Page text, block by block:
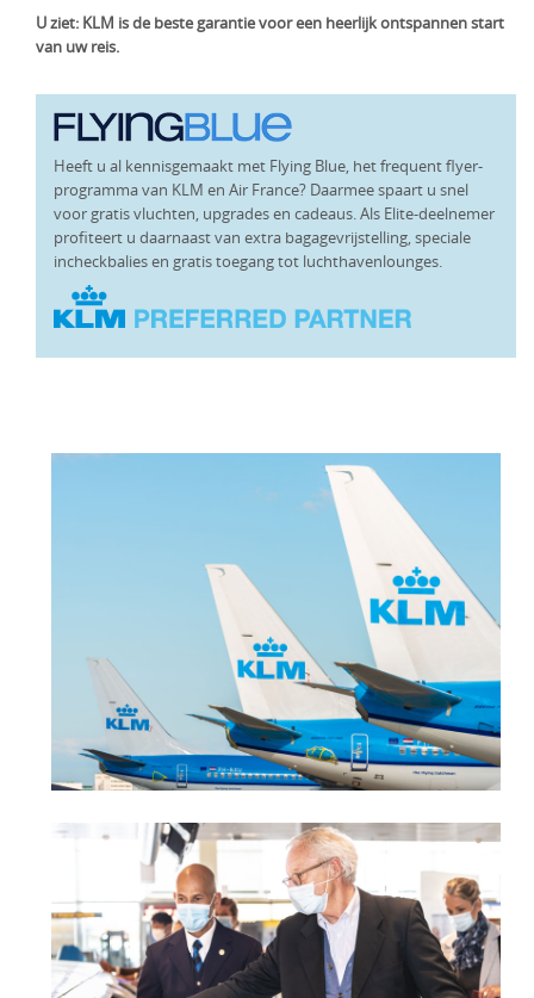
U ziet: KLM is de beste garantie voor een heerlijk ontspannen start
van uw reis.
Heeft u al kennisgemaakt met Flying Blue, het frequent flyer-
programma van KLM en Air France? Daarmee spaart u snel
voor gratis vluchten, upgrades en cadeaus. Als Elite-deelnemer
profiteert u daarnaast van extra bagagevrijstelling, speciale
incheckbalies en gratis toegang tot luchthavenlounges.